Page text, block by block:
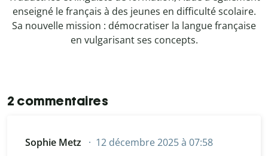
enseigné le français à des jeunes en difficulté scolaire.
Sa nouvelle mission : démocratiser la langue française
en vulgarisant ses concepts.
2 commentaires
Sophie Metz 12 décembre 2025 à 07:58